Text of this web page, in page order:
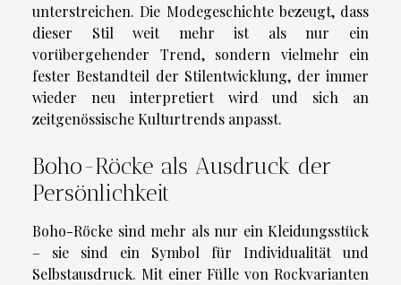
unterstreichen. Die Modegeschichte bezeugt, dass
dieser Stil weit mehr ist als nur ein
vorübergehender Trend, sondern vielmehr ein
fester Bestandteil der Stilentwicklung, der immer
wieder neu interpretiert wird und sich an
zeitgenössische Kulturtrends anpasst.
Boho-Röcke als Ausdruck der
Persönlichkeit
Boho-Röcke sind mehr als nur ein Kleidungsstück
– sie sind ein Symbol für Individualität und
Selbstausdruck. Mit einer Fülle von Rockvarianten